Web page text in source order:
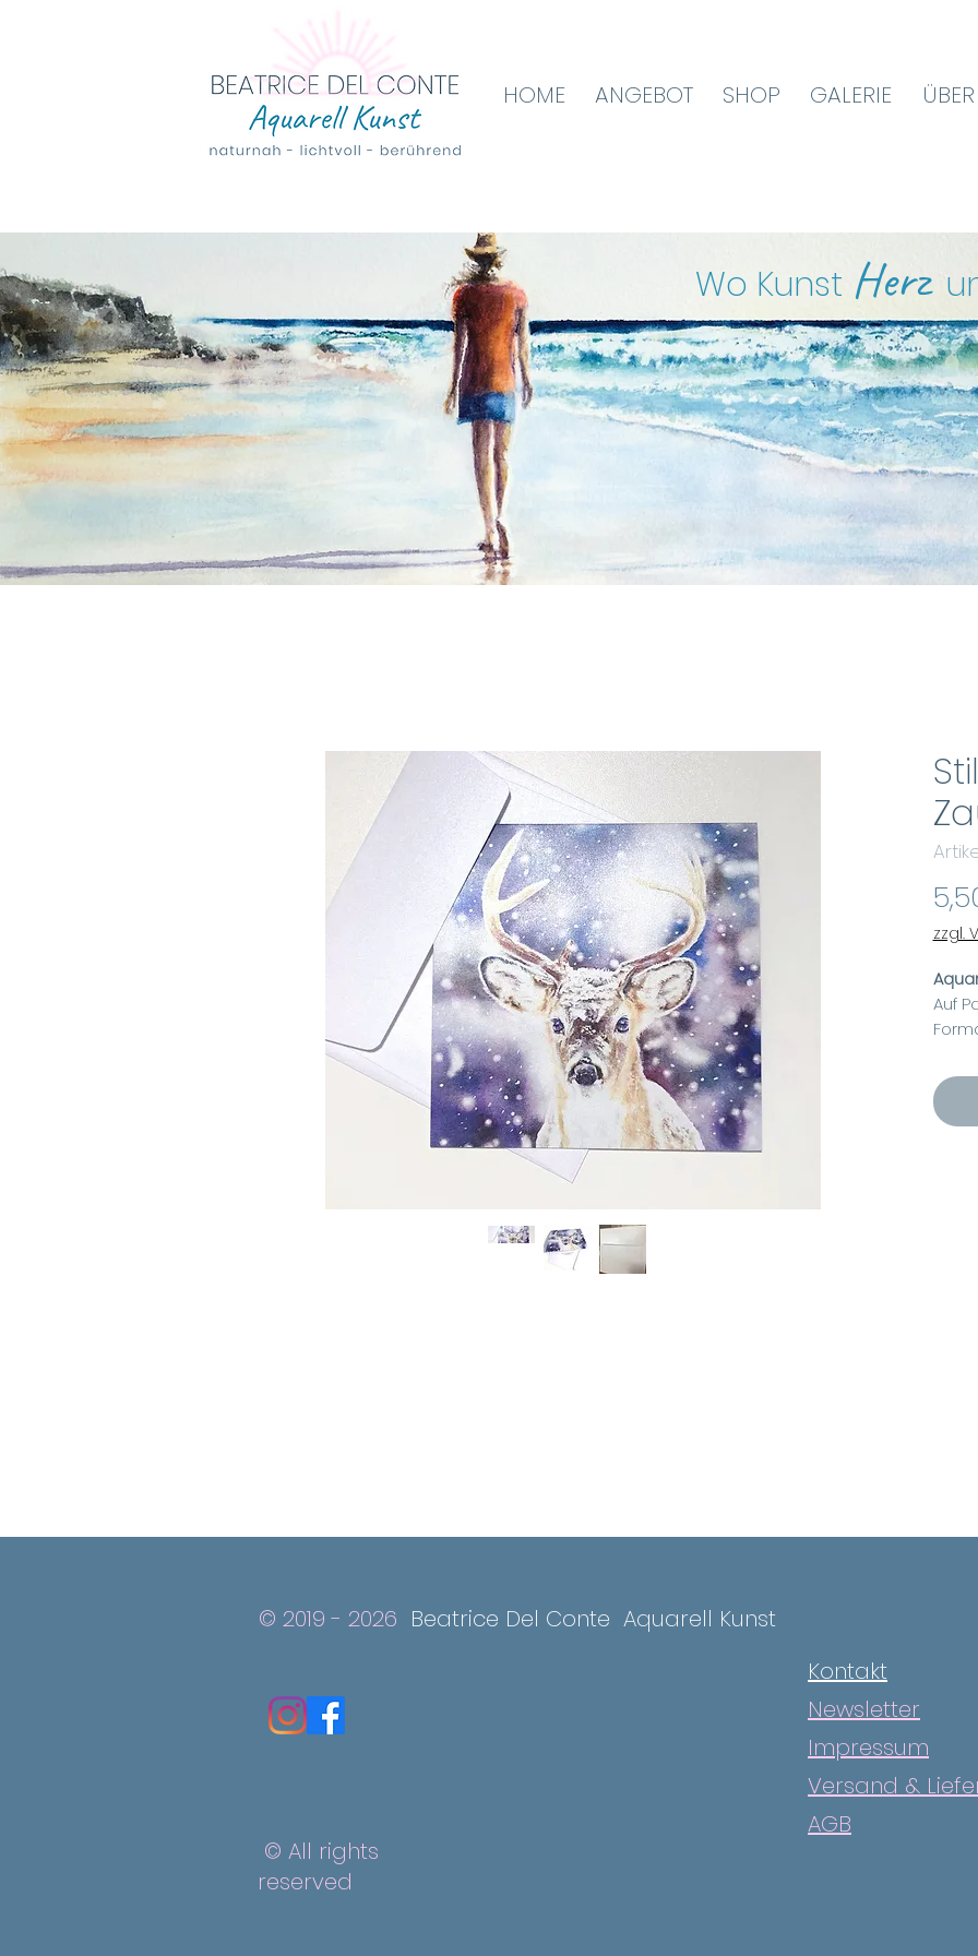
HOME ANGEBOT SHOP GALERIE
Wo Kunst Herz
zzgl.
Auf
Inkl.
© 2019 - 2026 Beatrice Del Conte Aquarell Kunst
© All rights
reserved
Kontakt
Newsletter
Impressum
Versand &
AGB